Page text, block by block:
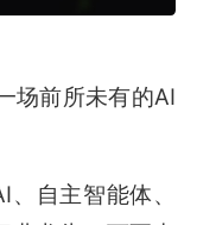
场前所未有的AI
自主智能体、